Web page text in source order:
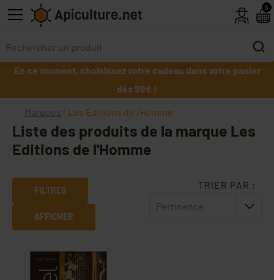
Skip to main content
En ce moment, choisissez votre cadeau dans votre panier
dès 99€ !
Marques Les Editions de l'Homme
Liste des produits de la marque Les
Editions de l'Homme
FILTRES
AFFICHER
TRIER PAR :
Pertinence
5